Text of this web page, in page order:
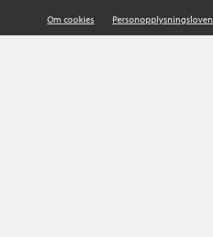
Om cookies Personopplysningsloven